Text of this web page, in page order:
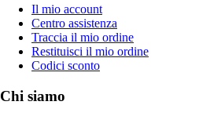
Il mio account
Centro assistenza
Traccia il mio ordine
Restituisci il mio ordine
Codici sconto
Chi siamo